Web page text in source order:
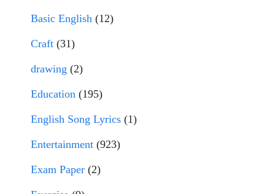
Basic English (12)
Craft (31)
drawing (2)
Education (195)
English Song Lyrics (1)
Entertainment (923)
Exam Paper (2)